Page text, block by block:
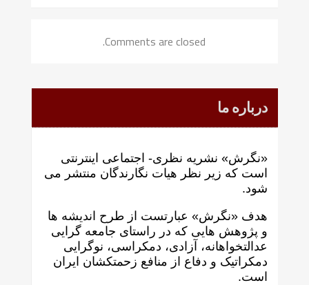
Comments are closed.
درباره ما
«نگرش» نشریه نظری- اجتماعی اینترنتی
است که زير نظر هيات نگارندگان منتشر می
شود.
هدف «نگرش» عبارتست از طرح انديشه ها
و پژوهش هايی که در راستای جامعه گرايی
عدالتخواهانه، آزادی، دمکراسی، نوگرايی
دمکراتيک و دفاع از منافع زحمتکشان ايران
است.